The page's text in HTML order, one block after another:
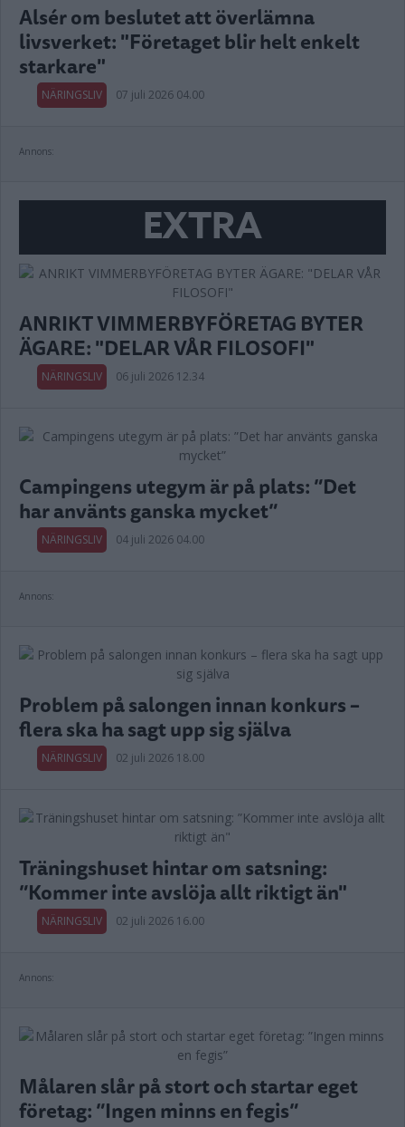
Alsér om beslutet att överlämna
livsverket: "Företaget blir helt enkelt
starkare"
NÄRINGSLIV 07 juli 2026 04.00
Annons:
EXTRA
ANRIKT VIMMERBYFÖRETAG BYTER
ÄGARE: "DELAR VÅR FILOSOFI"
NÄRINGSLIV 06 juli 2026 12.34
Campingens utegym är på plats: ”Det
har använts ganska mycket”
NÄRINGSLIV 04 juli 2026 04.00
Annons:
Problem på salongen innan konkurs –
flera ska ha sagt upp sig själva
NÄRINGSLIV 02 juli 2026 18.00
Träningshuset hintar om satsning:
”Kommer inte avslöja allt riktigt än"
NÄRINGSLIV 02 juli 2026 16.00
Annons:
Målaren slår på stort och startar eget
företag: ”Ingen minns en fegis”